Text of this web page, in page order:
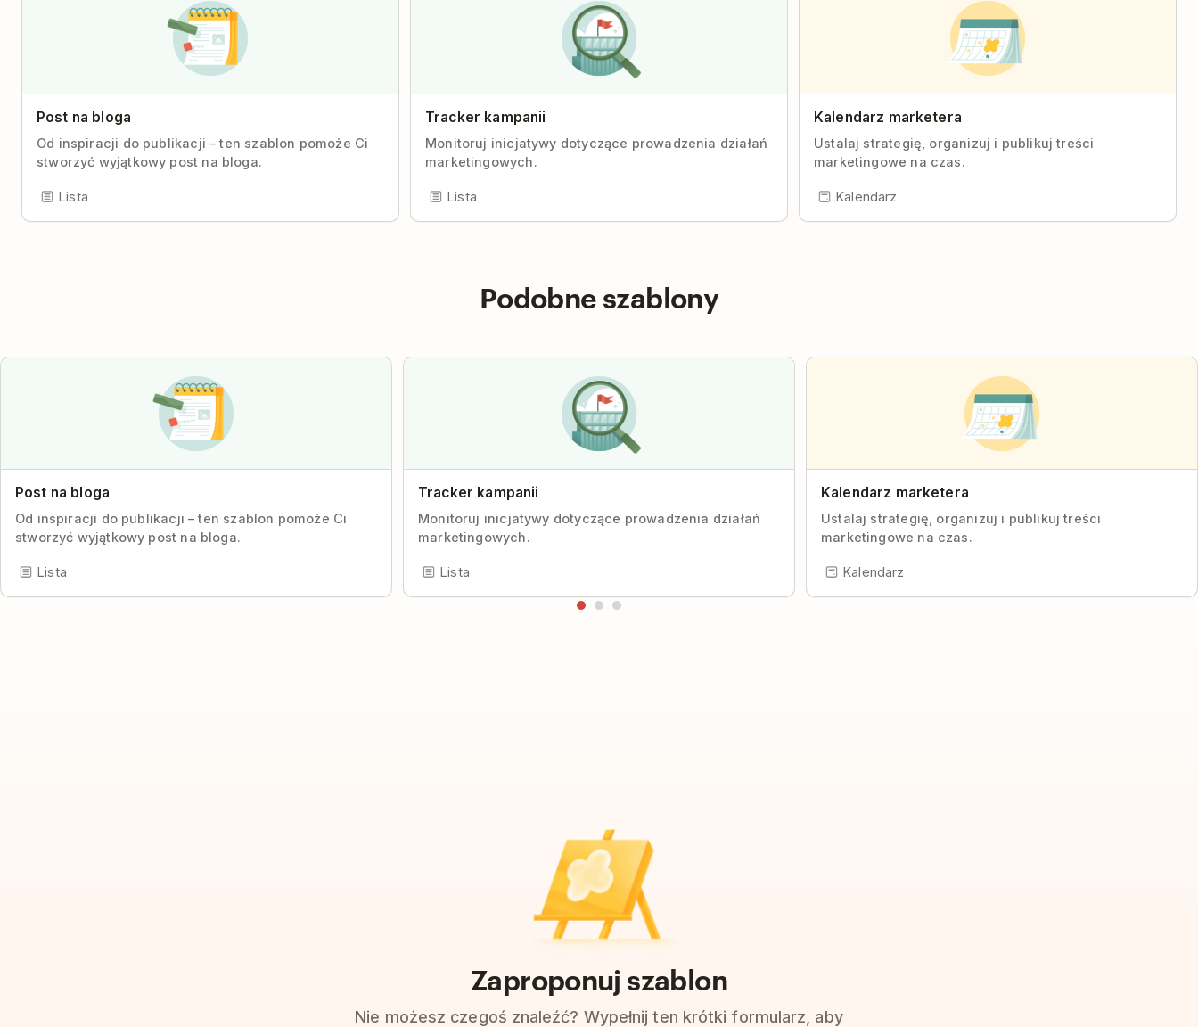
Post na bloga
Od inspiracji do publikacji – ten szablon pomoże Ci
stworzyć wyjątkowy post na bloga.
Lista
Tracker kampanii
Monitoruj inicjatywy dotyczące prowadzenia działań
marketingowych.
Lista
Kalendarz marketera
Ustalaj strategię, organizuj i publikuj treści
marketingowe na czas.
Kalendarz
Podobne szablony
Post na bloga
Od inspiracji do publikacji – ten szablon pomoże Ci
stworzyć wyjątkowy post na bloga.
Lista
Tracker kampanii
Monitoruj inicjatywy dotyczące prowadzenia działań
marketingowych.
Lista
Kalendarz marketera
Ustalaj strategię, organizuj i publikuj treści
marketingowe na czas.
Kalendarz
Zaproponuj szablon
Nie możesz czegoś znaleźć? Wypełnij ten krótki formularz, aby